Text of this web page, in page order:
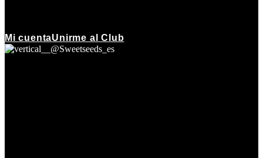
Mi cuentaUnirme al Club